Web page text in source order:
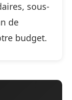
sous-
de
budget.